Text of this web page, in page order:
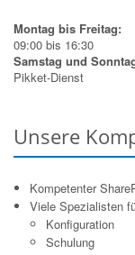
Montag bis Freitag:
09:00 bis 16:30
Samstag und
Pikket-Dienst
Unsere
Kompetenter
Viele Spezialisten
Konfiguration
Schulung